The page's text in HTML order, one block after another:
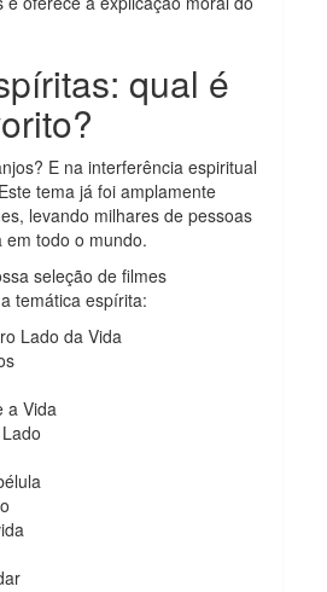
qual é
E na interferência espiritual
tema já foi amplamente
levando milhares de pessoas
em todo o mundo.
seleção de filmes
temática espírita:
Lado da Vida
a Vida